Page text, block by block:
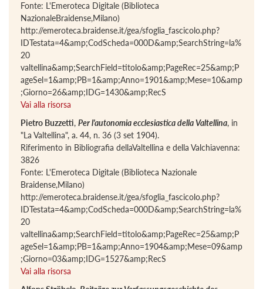
Fonte: L'Emeroteca Digitale (Biblioteca
NazionaleBraidense,Milano)
http://emeroteca.braidense.it/gea/sfoglia_fascicolo.php?
IDTestata=4&amp;CodScheda=000D&amp;SearchString=la%
20
valtellina&amp;SearchField=titolo&amp;PageRec=25&amp;P
ageSel=1&amp;PB=1&amp;Anno=1901&amp;Mese=10&amp
;Giorno=26&amp;IDG=1430&amp;RecS
Vai alla risorsa
Pietro Buzzetti, Per l'autonomia ecclesiastica della Valtellina, in
"La Valtellina", a. 44, n. 36 (3 set 1904).
Riferimento in Bibliografia dellaValtellina e della Valchiavenna:
3826
Fonte: L'Emeroteca Digitale (Biblioteca Nazionale
Braidense,Milano)
http://emeroteca.braidense.it/gea/sfoglia_fascicolo.php?
IDTestata=4&amp;CodScheda=000D&amp;SearchString=la%
20
valtellina&amp;SearchField=titolo&amp;PageRec=25&amp;P
ageSel=1&amp;PB=1&amp;Anno=1904&amp;Mese=09&amp
;Giorno=03&amp;IDG=1527&amp;RecS
Vai alla risorsa